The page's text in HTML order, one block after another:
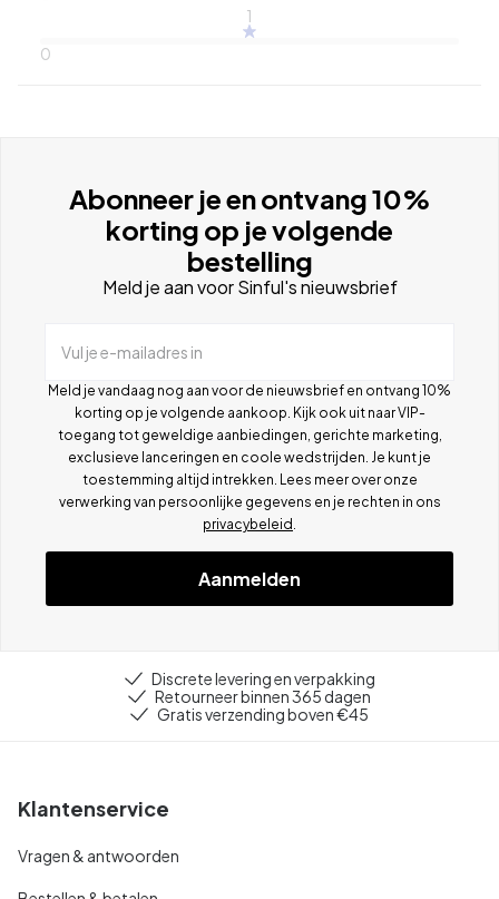
1
0
Abonneer je en ontvang 10%
korting op je volgende
bestelling
Meld je aan voor Sinful's nieuwsbrief
Vul je e-mailadres in
Meld je vandaag nog aan voor de nieuwsbrief en ontvang 10%
korting op je volgende aankoop. Kijk ook uit naar VIP-
toegang tot geweldige aanbiedingen, gerichte marketing,
exclusieve lanceringen en coole wedstrijden. Je kunt je
toestemming altijd intrekken. Lees meer over onze
verwerking van persoonlijke gegevens en je rechten in ons
privacybeleid
Aanmelden
Discrete levering en verpakking
Retourneer binnen 365 dagen
Gratis verzending boven €45
Klantenservice
Vragen & antwoorden